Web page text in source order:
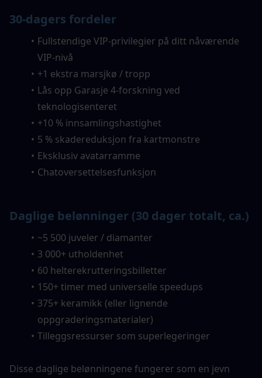
30-dagers fordeler
Fullstendige VIP-privilegier på ditt nåværende
VIP-nivå
+1 ekstra marsjkø / tropp
Lås opp Garasje 4-forskning ved
teknologisenteret
+10 % innsamlingshastighet
5 % skadereduksjon fra kartmonstre
Eksklusiv avatarramme
Chatoversettelsesfunksjon
Daglige belønninger (30 dager totalt, ca.)
~5 500 juveler / diamanter
3 000+ utholdenhet
60 helterekrutteringsbilletter
150+ timer med universelle speedups
375+ keramikk (eller lignende
oppgraderingsmaterialer)
Tilleggsressurser som superlegeringer
Disse daglige belønningene fungerer som en jevn